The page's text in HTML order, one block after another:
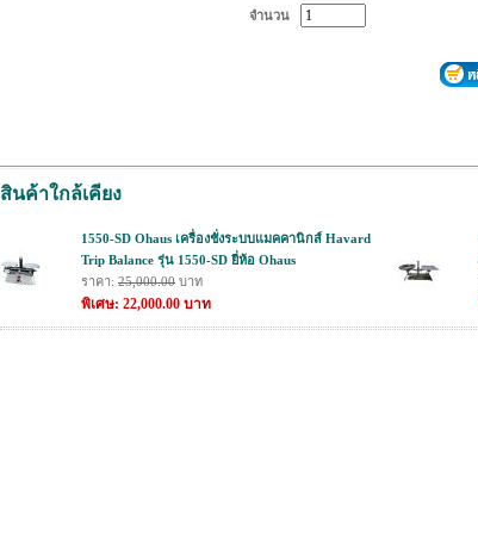
จำนวน
สินค้าใกล้เคียง
1550-SD Ohaus เครื่องชั่งระบบแมคคานิกส์ Havard
Trip Balance รุ่น 1550-SD ยี่ห้อ Ohaus
ราคา: 25,000.00 บาท
พิเศษ: 22,000.00 บาท